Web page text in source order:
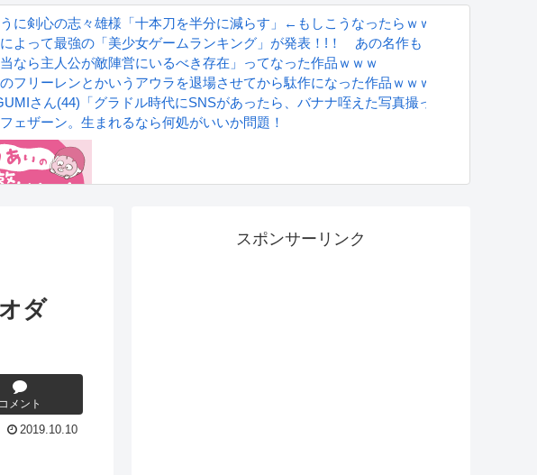
！」←結果・・・
ィギュアで新登場
うに剣心の志々雄様「十本刀を半分に減らす」←もしこうなったらｗｗｗ
によって最強の「美少女ゲームランキング」が発表！!！ あの名作も
当なら主人公が敵陣営にいるべき存在」ってなった作品ｗｗｗ
のフリーレンとかいうアウラを退場させてから駄作になった作品ｗｗｗｗｗ
さん(44)「グラドル時代にSNSがあったら、バナナ咥えた写真撮ってたと思う」
ェザーン。生まれるなら何処がいいか問題！
ダ
コメント
2019.10.10
スポンサーリンク